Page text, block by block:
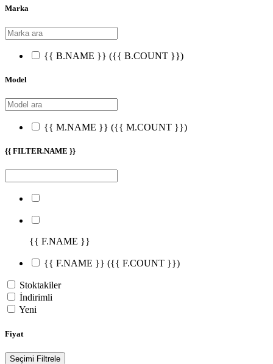
Marka
{{ B.NAME }} ({{ B.COUNT }})
Model
{{ M.NAME }} ({{ M.COUNT }})
{{ FILTER.NAME }}
{{ F.NAME }}
{{ F.NAME }} ({{ F.COUNT }})
Stoktakiler
İndirimli
Yeni
Fiyat
Seçimi Filtrele